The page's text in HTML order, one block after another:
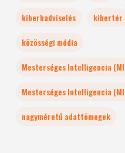
kiberhadviselés
kibertér
közösségi média
Mesterséges Intelligencia
Mesterséges Intelligencia
nagyméretű adattömegek